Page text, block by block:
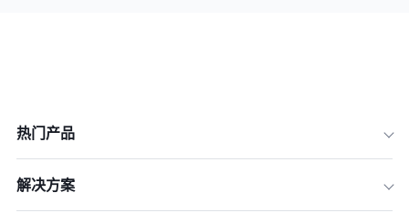
热门产品
解决方案